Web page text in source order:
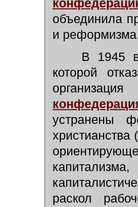
объединила
и
В 1945
которой
устранены
христианства
раскол